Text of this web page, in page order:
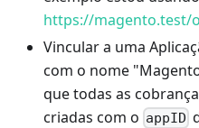
https://magento.test/
Vincular a uma
com o nome
que todas as
criadas com o appID